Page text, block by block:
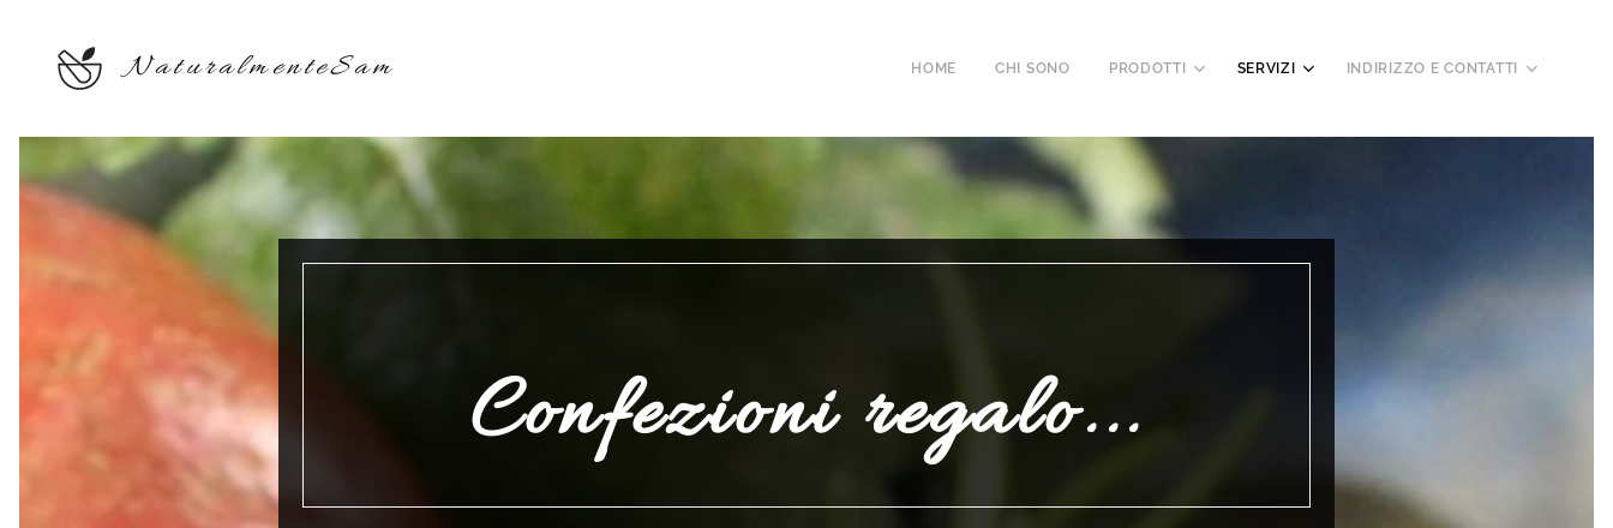
NaturalmenteSam HOME CHI SONO PRODOTTI SERVIZI INDIRIZZO E CONTATTI
Confezioni regalo...